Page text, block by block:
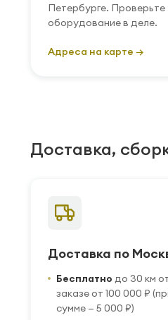
Петербурге. Проверьте
оборудование в деле.
Адреса на карте →
Доставка,
Доставка по
Бесплатно до 30 км
заказе от 100 000 ₽
сумме — 5 000 ₽)